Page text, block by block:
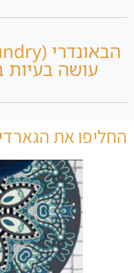
עושה
החליפו את